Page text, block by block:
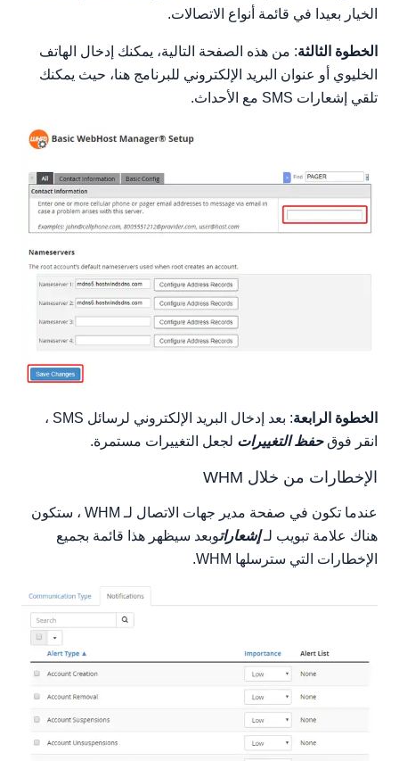
الخيار بعيدا في قائمة أنواع الاتصالات.
الخطوة الثالثة: من هذه الصفحة التالية، يمكنك إدخال الهاتف
الخليوي أو عنوان البريد الإلكتروني للبرنامج هنا، حيث يمكنك
تلقي إشعارات SMS مع الأحداث.
الخطوة الرابعة
: بعد إدخال البريد الإلكتروني لرسائل SMS ،
انقر فوقحفظ التغييرات لجعل التغييرات مستمرة.
الإخطارات من خلال WHM
عندما تكون في صفحة مدير جهات الاتصال لـ WHM ، ستكون
هناك علامة تبويب لـإشعاراتوبعد سيظهر هذا قائمة بجميع
الإخطارات التي سترسلها WHM.